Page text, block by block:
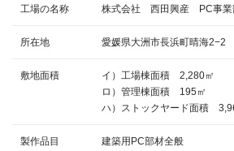
工場の名称 株式会社 西田興産 PC事
所在地 愛媛県大洲市長浜町晴海2−2
敷地面積
イ）工場棟面積 2,280㎡
ロ）管理棟面積 195㎡
ハ）ストックヤード面積
製作品目 建築用PC部材全般